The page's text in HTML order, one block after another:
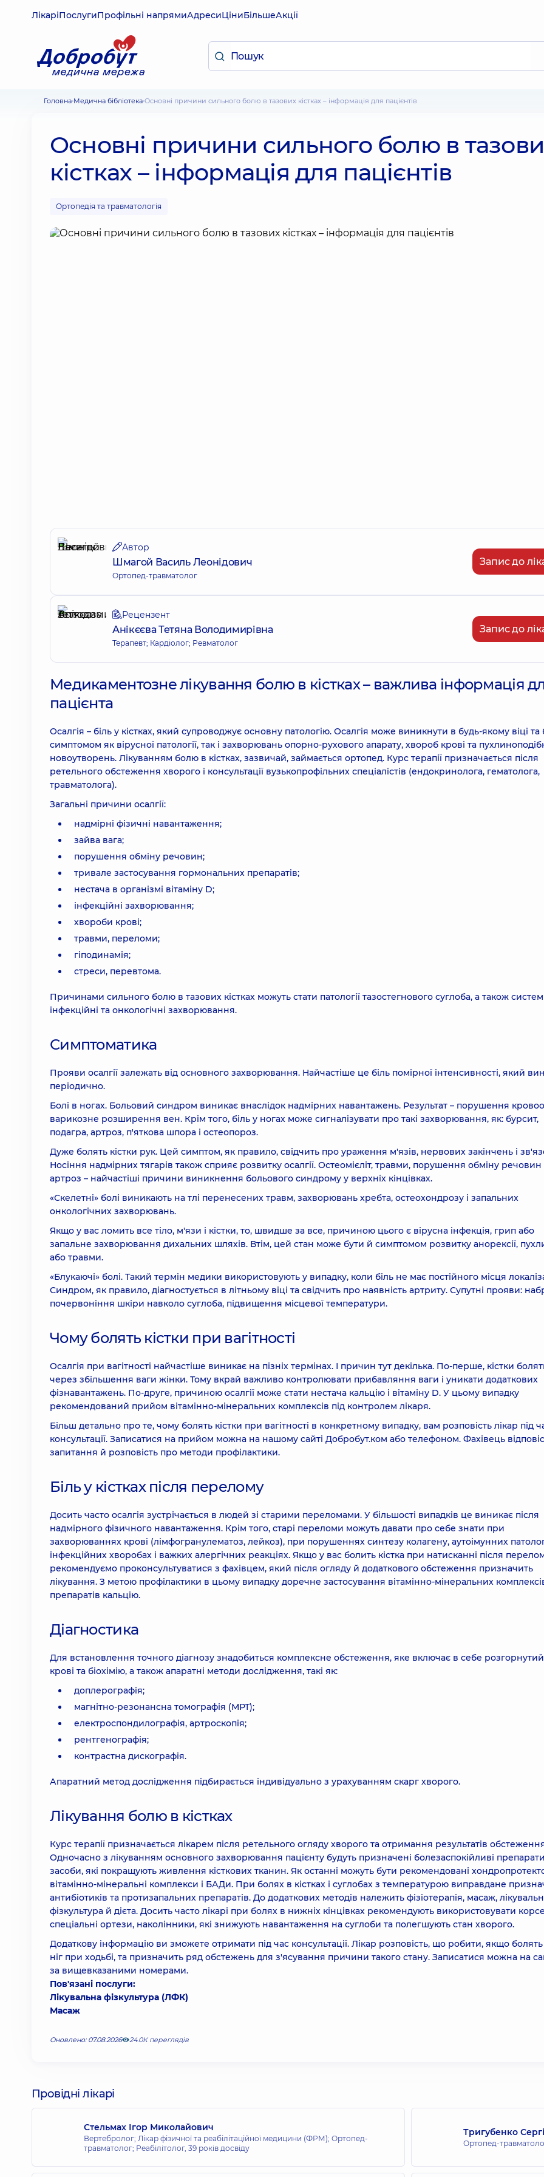
ЛікаріПослугиПрофільні напрямиАдресиЦіниБільшеАкції
Головна Медична бібліотека Основні причини сильного болю в тазових кістках – інформація для пацієнтів
Основні причини сильного болю в
кістках – інформація для пацієнтів
Ортопедія та травматологія
Автор
Шмагой Василь Леонідович
Ортопед-травматолог
Запис до
Рецензент
Анікєєва Тетяна Володимирівна
Терапевт; Кардіолог; Ревматолог
Запис до
Медикаментозне лікування болю в кістках – важлива інформація
пацієнта
Осалгія – біль у кістках, який супроводжує основну патологію. Осалгія може виникнути в будь-якому віці та
симптомом як вірусної патології, так і захворювань опорно-рухового апарату, хвороб крові та
новоутворень. Лікуванням болю в кістках, зазвичай, займається ортопед. Курс терапії призначається після
ретельного обстеження хворого і консультації вузькопрофільних спеціалістів (ендокринолога, гематолога,
травматолога).
Загальні причини осалгії:
надмірні фізичні навантаження;
зайва вага;
порушення обміну речовин;
тривале застосування гормональних препаратів;
нестача в організмі вітаміну D;
інфекційні захворювання;
хвороби крові;
травми, переломи;
гіподинамія;
стреси, перевтома.
Причинами сильного болю в тазових кістках можуть стати патології тазостегнового суглоба, а також
інфекційні та онкологічні захворювання.
Симптоматика
Прояви осалгії залежать від основного захворювання. Найчастіше це біль помірної інтенсивності, який
періодично.
Болі в ногах. Больовий синдром виникає внаслідок надмірних навантажень. Результат – порушення
варикозне розширення вен. Крім того, біль у ногах може сигналізувати про такі захворювання, як: бурсит,
подагра, артроз, п'яткова шпора і остеопороз.
Дуже болять кістки рук. Цей симптом, як правило, свідчить про ураження м'язів, нервових закінчень і
Носіння надмірних тягарів також сприяє розвитку осалгії. Остеомієліт, травми, порушення обміну речовин
артроз – найчастіші причини виникнення больового синдрому у верхніх кінцівках.
«Скелетні» болі виникають на тлі перенесених травм, захворювань хребта, остеохондрозу і запальних
онкологічних захворювань.
Якщо у вас ломить все тіло, м'язи і кістки, то, швидше за все, причиною цього є вірусна інфекція, грип або
запальне захворювання дихальних шляхів. Втім, цей стан може бути й симптомом розвитку анорексії,
або травми.
«Блукаючі» болі. Такий термін медики використовують у випадку, коли біль не має постійного місця
Синдром, як правило, діагностується в літньому віці та свідчить про наявність артриту. Супутні прояви:
почервоніння шкіри навколо суглоба, підвищення місцевої температури.
Чому болять кістки при вагітності
Осалгія при вагітності найчастіше виникає на пізніх термінах. І причин тут декілька. По-перше, кістки
через збільшення ваги жінки. Тому вкрай важливо контролювати прибавляння ваги і уникати додаткових
фізнавантажень. По-друге, причиною осалгії може стати нестача кальцію і вітаміну D. У цьому випадку
рекомендований прийом вітамінно-мінеральних комплексів під контролем лікаря.
Більш детально про те, чому болять кістки при вагітності в конкретному випадку, вам розповість лікар під
консультації. Записатися на прийом можна на нашому сайті Добробут.ком або телефоном. Фахівець
запитання й розповість про методи профілактики.
Біль у кістках після перелому
Досить часто осалгія зустрічається в людей зі старими переломами. У більшості випадків це виникає після
надмірного фізичного навантаження. Крім того, старі переломи можуть давати про себе знати при
захворюваннях крові (лімфогранулематоз, лейкоз), при порушеннях синтезу колагену, аутоімунних
інфекційних хворобах і важких алергічних реакціях. Якщо у вас болить кістка при натисканні після
рекомендуємо проконсультуватися з фахівцем, який після огляду й додаткового обстеження призначить
лікування. З метою профілактики в цьому випадку доречне застосування вітамінно-мінеральних
препаратів кальцію.
Діагностика
Для встановлення точного діагнозу знадобиться комплексне обстеження, яке включає в себе розгорнутий
крові та біохімію, а також апаратні методи дослідження, такі як:
доплерографія;
магнітно-резонансна томографія (МРТ);
електроспондилографія, артроскопія;
рентгенографія;
контрастна дискографія.
Апаратний метод дослідження підбирається індивідуально з урахуванням скарг хворого.
Лікування болю в кістках
Курс терапії призначається лікарем після ретельного огляду хворого та отримання результатів
Одночасно з лікуванням основного захворювання пацієнту будуть призначені болезаспокійливі
засоби, які покращують живлення кісткових тканин. Як останні можуть бути рекомендовані
вітамінно-мінеральні комплекси і БАДи. При болях в кістках і суглобах з температурою виправдане
антибіотиків та протизапальних препаратів. До додаткових методів належить фізіотерапія, масаж,
фізкультура й дієта. Досить часто лікарі при болях в нижніх кінцівках рекомендують використовувати
спеціальні ортези, наколінники, які знижують навантаження на суглоби та полегшують стан хворого.
Додаткову інформацію ви зможете отримати під час консультації. Лікар розповість, що робити, якщо болять
ніг при ходьбі, та призначить ряд обстежень для з'ясування причини такого стану. Записатися можна на
за вищевказаними номерами.
Пов'язані послуги:
Лікувальна фізкультура (ЛФК)
Масаж
Оновлено: 07.08.2026 24.0К переглядів
Провідні лікарі
Стельмах Ігор Миколайович
Вертебролог; Лікар фізичної та реабілітаційної медицини (ФРМ); Ортопед-
травматолог; Реабілітолог, 39 років досвіду
Тригубенко
Ортопед-